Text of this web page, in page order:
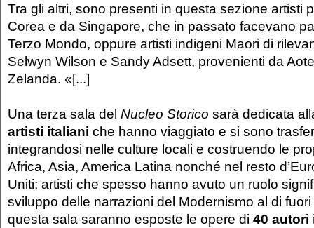
Tra gli altri, sono presenti in questa sezione artisti
Corea e da Singapore, che in passato facevano
Terzo Mondo, oppure artisti indigeni Maori di
Selwyn Wilson e Sandy Adsett, provenienti da
Zelanda. «[...]
Una terza sala del Nucleo Storico sarà dedicata
artisti italiani che hanno viaggiato e si sono
integrandosi nelle culture locali e costruendo le
Africa, Asia, America Latina nonché nel resto
Uniti; artisti che spesso hanno avuto un ruolo
sviluppo delle narrazioni del Modernismo al di fuori
questa sala saranno esposte le opere di 40 autori